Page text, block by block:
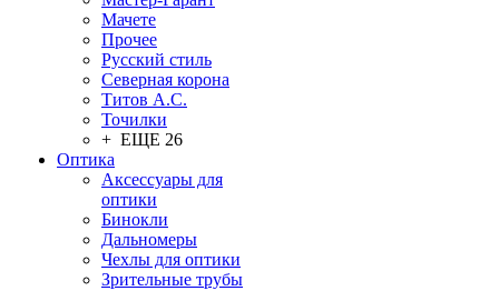
Мачете
Прочее
Русский стиль
Северная корона
Титов А.С.
Точилки
+ ЕЩЕ 26
Оптика
Аксессуары для
оптики
Бинокли
Дальномеры
Чехлы для оптики
Зрительные трубы